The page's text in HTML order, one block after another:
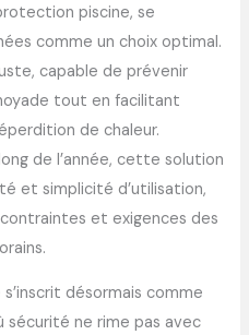
piscine, se
comme un choix optimal.
capable de prévenir
tout en facilitant
de chaleur.
de l’année, cette solution
et simplicité d’utilisation,
et exigences des
désormais comme
sécurité ne rime pas avec